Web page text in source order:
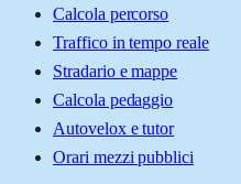
Calcola percorso
Traffico in tempo reale
Stradario e mappe
Calcola pedaggio
Autovelox e tutor
Orari mezzi pubblici